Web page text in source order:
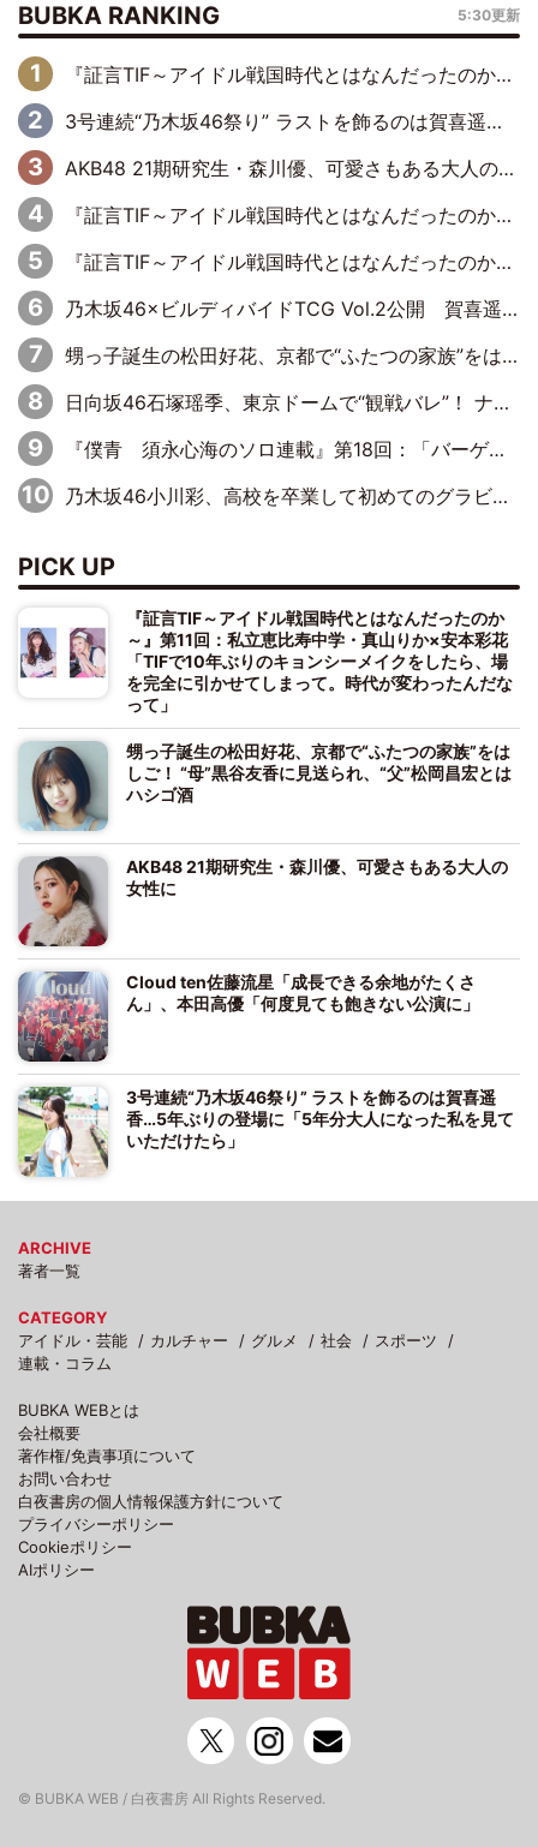
BUBKA RANKING 5:30更新
『証言TIF～アイドル戦国時代とはなんだったのか～』第6回：でんぱ組.inc・古川未鈴×相沢梨紗「『ハロプロやりたかったな』って言ったら、夢眠ねむさんに『てめえはでんぱ組．incなんだよ！』って肩パンされて(笑)」
3号連続“乃木坂46祭り” ラストを飾るのは賀喜遥香…5年ぶりの登場に「5年分大人になった私を見ていただけたら」
AKB48 21期研究生・森川優、可愛さもある大人の女性に
『証言TIF～アイドル戦国時代とはなんだったのか～』第11回：私立恵比寿中学・真山りか×安本彩花「TIFで10年ぶりのキョンシーメイクをしたら、場を完全に引かせてしまって。時代が変わったんだなって」
『証言TIF～アイドル戦国時代とはなんだったのか～』第10回：さくら学院・武藤彩未×飯田らうら「正直、中3で辞めるというのを信じてなくて。そう言われてはいたけど、嘘でしょって」
乃木坂46×ビルディバイドTCG Vol.2公開 賀喜遥香＆田村真佑が『京まふ』ステージに登壇
甥っ子誕生の松田好花、京都で“ふたつの家族”をはしご！ “母”黒谷友香に見送られ、“父”松岡昌宏とはハシゴ酒
日向坂46石塚瑶季、東京ドームで“観戦バレ”！ ナイツ・塙も認めた「巨人に詳しすぎるアイドル」は元VENUSスクール生で杉内コーチ推し⁉
『僕青 須永心海のソロ連載』第18回：「バーゲンセールハンターみうな inしまむら」編
乃木坂46小川彩、高校を卒業して初めてのグラビア「大人になった感じがしました(笑)」
PICK UP
『証言TIF～アイドル戦国時代とはなんだったのか
～』第11回：私立恵比寿中学・真山りか×安本彩花
「TIFで10年ぶりのキョンシーメイクをしたら、場
を完全に引かせてしまって。時代が変わったんだな
って」
甥っ子誕生の松田好花、京都で“ふたつの家族”をは
しご！ “母”黒谷友香に見送られ、“父”松岡昌宏とは
ハシゴ酒
AKB48 21期研究生・森川優、可愛さもある大人の
女性に
Cloud ten佐藤流星「成長できる余地がたくさ
ん」、本田高優「何度見ても飽きない公演に」
3号連続“乃木坂46祭り” ラストを飾るのは賀喜遥
香…5年ぶりの登場に「5年分大人になった私を見て
いただけたら」
ARCHIVE
著者一覧
CATEGORY
アイドル・芸能
カルチャー グルメ 社会
スポーツ
連載・コラム
BUBKA WEBとは
会社概要
著作権/免責事項について
お問い合わせ
白夜書房の個人情報保護方針について
プライバシーポリシー
Cookieポリシー
AIポリシー
© BUBKA WEB / 白夜書房 All Rights Reserved.